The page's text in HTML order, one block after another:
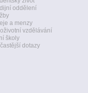
oddělení
a menzy
vzdělávání
školy
dotazy